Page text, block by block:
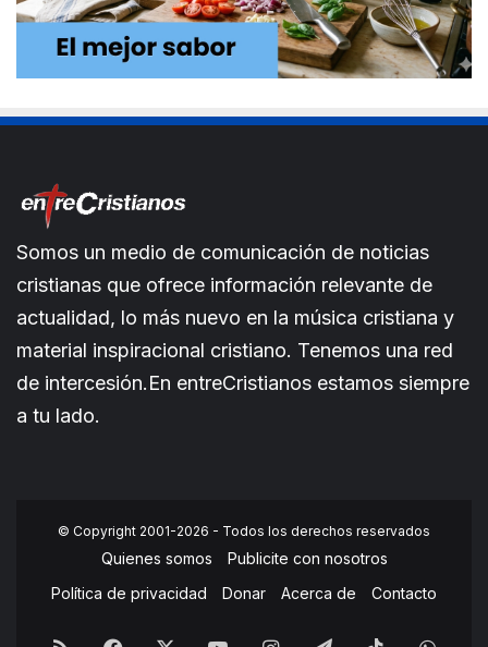
Somos un medio de comunicación de noticias
cristianas que ofrece información relevante de
actualidad, lo más nuevo en la música cristiana y
material inspiracional cristiano. Tenemos una red
de intercesión.En entreCristianos estamos siempre
a tu lado.
© Copyright 2001-2026 - Todos los derechos reservados
Quienes somos
Publicite con nosotros
Política de privacidad
Donar Acerca de Contacto